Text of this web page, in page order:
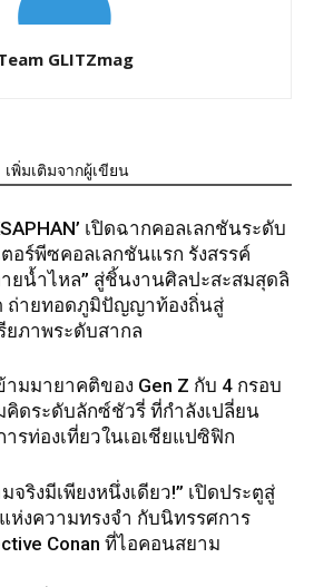
GLITZmag
เพิ่มเติมจากผู้เขียน
เปิดฉากคอลเลกชันระดับ
ตอร์พีซคอลเลกชันแรก รังสรรค์
ายน้ำไหล” สู่ชิ้นงานศิลปะสะสมสุดลิ
ถ่ายทอดภูมิปัญญาท้องถิ่นสู่
ยภาพระดับสากล
ามมายาคติของ Gen Z กับ 4 กรอบ
คิดระดับลักซ์ชัวรี่ ที่กำลังเปลี่ยน
รท่องเที่ยวในเอเชียแปซิฟิก
จริงมีเพียงหนึ่งเดียว!” เปิดประตูสู่
ห่งความทรงจำ กับนิทรรศการ
Conan ที่ไอคอนสยาม